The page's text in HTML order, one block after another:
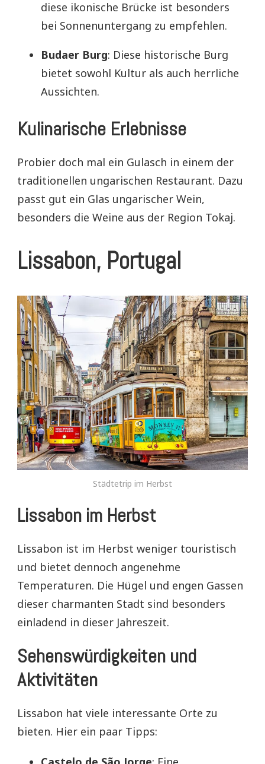
diese ikonische Brücke ist besonders
bei Sonnenuntergang zu empfehlen.
Budaer Burg: Diese historische Burg
bietet sowohl Kultur als auch herrliche
Aussichten.
Kulinarische Erlebnisse
Probier doch mal ein Gulasch in einem der
traditionellen ungarischen Restaurant. Dazu
passt gut ein Glas ungarischer Wein,
besonders die Weine aus der Region Tokaj.
Lissabon, Portugal
Städtetrip im Herbst
Lissabon im Herbst
Lissabon ist im Herbst weniger touristisch
und bietet dennoch angenehme
Temperaturen. Die Hügel und engen Gassen
dieser charmanten Stadt sind besonders
einladend in dieser Jahreszeit.
Sehenswürdigkeiten und
Aktivitäten
Lissabon hat viele interessante Orte zu
bieten. Hier ein paar Tipps: